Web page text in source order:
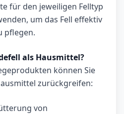
für den jeweiligen Felltyp
um das Fell effektiv
pflegen.
als Hausmittel?
können Sie
zurückgreifen:
von